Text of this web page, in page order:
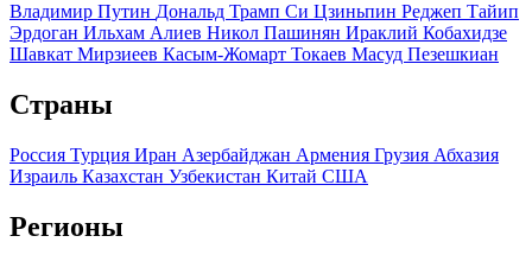
Владимир Путин Дональд Трамп Си Цзиньпин Реджеп Тайип
Эрдоган Ильхам Алиев Никол Пашинян Ираклий Кобахидзе
Шавкат Мирзиеев Касым-Жомарт Токаев Масуд Пезешкиан
Страны
Россия Турция Иран Азербайджан Армения Грузия Абхазия
Израиль Казахстан Узбекистан Китай США
Регионы